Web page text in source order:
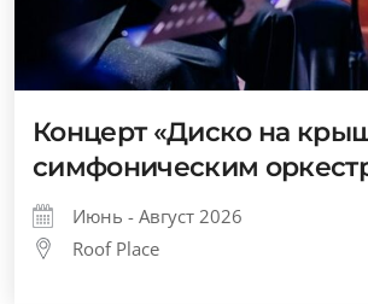
Концерт «Диско на
симфоническим
Июнь - Август 2026
Roof Place